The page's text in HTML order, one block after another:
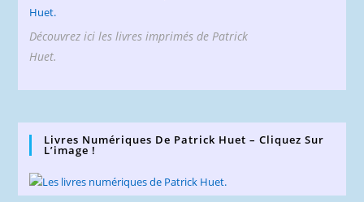
Découvrez ici les livres imprimés de Patrick
Huet.
Livres Numériques De Patrick Huet – Cliquez Sur
L’image !